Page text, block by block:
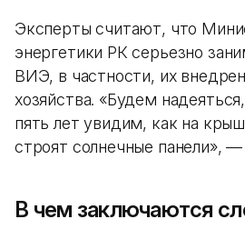
Эксперты считают, что
энергетики РК серьезно
ВИЭ, в частности, их
хозяйства. «Будем
пять лет увидим, как на
строят солнечные панели», —
В чем заключаются